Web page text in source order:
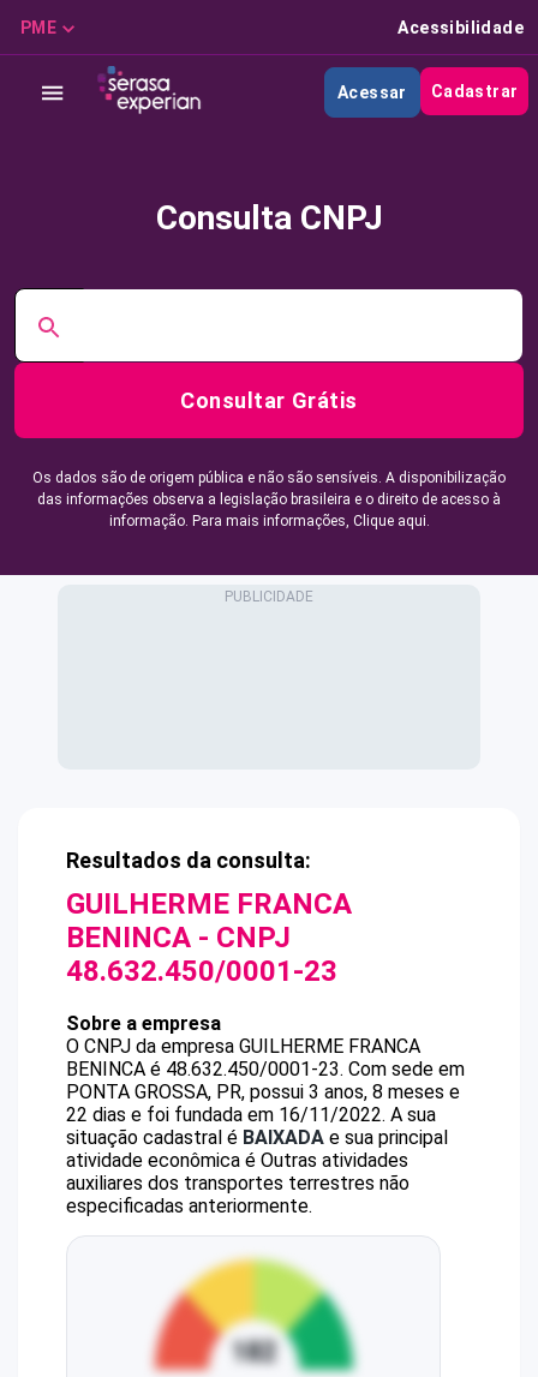
PME Acessibilidade
Acessar Cadastrar
Consulta CNPJ
Consultar Grátis
Os dados são de origem pública e não são sensíveis. A disponibilização
das informações observa a legislação brasileira e o direito de acesso à
informação. Para mais informações, Clique aqui.
Resultados da consulta:
GUILHERME FRANCA
BENINCA - CNPJ
48.632.450/0001-23
Sobre a empresa
O CNPJ da empresa GUILHERME FRANCA
BENINCA é 48.632.450/0001-23. Com sede em
PONTA GROSSA, PR, possui 3 anos, 8 meses e
22 dias e foi fundada em 16/11/2022. A sua
situação cadastral é BAIXADA e sua principal
atividade econômica é Outras atividades
auxiliares dos transportes terrestres não
especificadas anteriormente.